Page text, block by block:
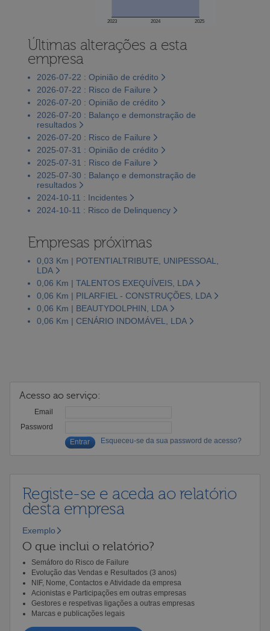
2023 2024 2025
Últimas alterações a esta
empresa
2026-07-22 : Opinião de crédito
2026-07-22 : Risco de Failure
2026-07-20 : Opinião de crédito
2026-07-20 : Balanço e demonstração de
resultados
2026-07-20 : Risco de Failure
2025-07-31 : Opinião de crédito
2025-07-31 : Risco de Failure
2025-07-30 : Balanço e demonstração de
resultados
2024-10-11 : Incidentes
2024-10-11 : Risco de Delinquency
Empresas próximas
0,03 Km | POTENTIALTRIBUTE, UNIPESSOAL,
LDA
0,06 Km | TALENTOS EXEQUÍVEIS, LDA
0,06 Km | PILARFIEL - CONSTRUÇÕES, LDA
0,06 Km | BEAUTYDOLPHIN, LDA
0,06 Km | CENÁRIO INDOMÁVEL, LDA
Acesso ao serviço:
Email
Password
Esqueceu-se da sua password de acesso?
Registe-se e aceda ao relatório
desta empresa
Exemplo
O que inclui o relatório?
Semáforo do Risco de Failure
Evolução das Vendas e Resultados (3 anos)
NIF, Nome, Contactos e Atividade da empresa
Acionistas e Participações em outras empresas
Gestores e respetivas ligações a outras empresas
Marcas e publicações legais